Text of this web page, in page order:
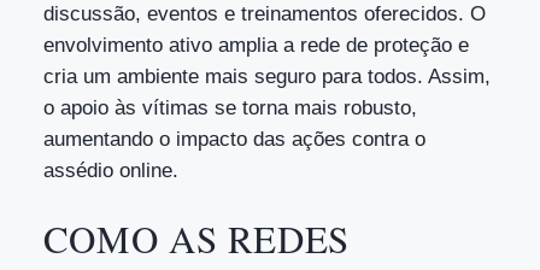
discussão, eventos e treinamentos oferecidos. O
envolvimento ativo amplia a rede de proteção e
cria um ambiente mais seguro para todos. Assim,
o apoio às vítimas se torna mais robusto,
aumentando o impacto das ações contra o
assédio online.
COMO AS REDES